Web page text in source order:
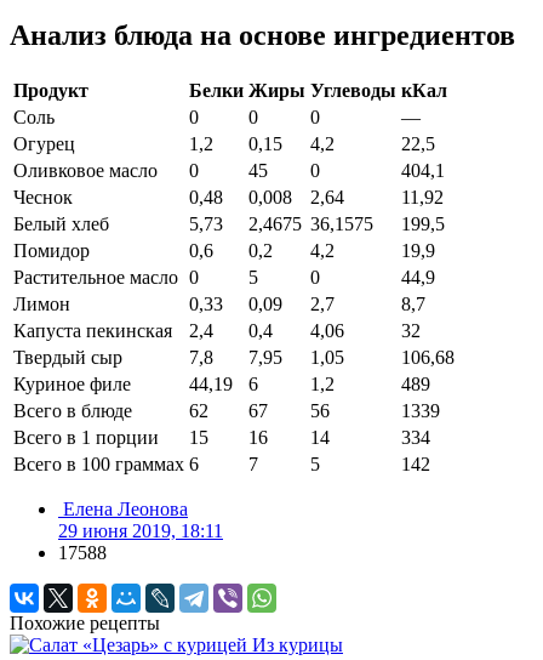
Анализ блюда на основе ингредиентов
Продукт Белки Жиры Углеводы кКал
Соль
0 0 0
—
Огурец
1,2 0,15 4,2
22,5
Оливковое масло
0 45 0
404,1
Чеснок
0,48 0,008 2,64
11,92
Белый хлеб
5,73 2,4675 36,1575
199,5
Помидор
0,6 0,2 4,2
19,9
Растительное масло 0 5 0
44,9
Лимон
0,33 0,09 2,7
8,7
Капуста пекинская
2,4 0,4 4,06
32
Твердый сыр
7,8 7,95 1,05
106,68
Куриное филе
44,19 6 1,2
489
Всего в блюде
62 67 56
1339
Всего в 1 порции
15 16 14
334
Всего в 100 граммах 6 7 5 142
Елена Леонова
29 июня 2019, 18:11
17588
Похожие рецепты
Из курицы